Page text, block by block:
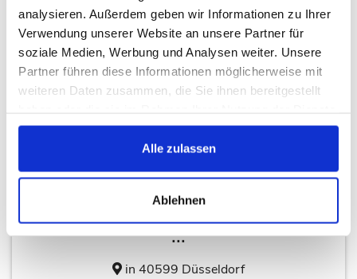
analysieren. Außerdem geben wir Informationen zu Ihrer
Verwendung unserer Website an unsere Partner für
soziale Medien, Werbung und Analysen weiter. Unsere
Partner führen diese Informationen möglicherweise mit
weiteren Daten zusammen, die Sie ihnen bereitgestellt
gesammelt haben.
Alle zulassen
Ablehnen
VERKAUFT
DÜSSELDORF-HASSELS:
GEPFLEGTES 4 PARTEIEN ALTBA
...
in 40599 Düsseldorf